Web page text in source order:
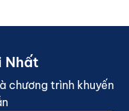
Nhất
chương trình khuyến